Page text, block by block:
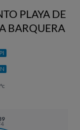
PLAYA DE
BARQUERA